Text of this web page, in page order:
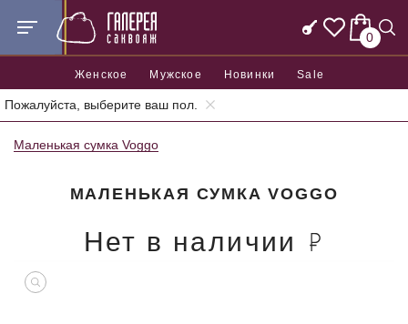
0
Женское Мужское Новинки Sale
Пожалуйста, выберите ваш пол.
Главная Женские сумки Женские маленькие сумки
Маленькая сумка Voggo
МАЛЕНЬКАЯ СУМКА VOGGO
Нет в наличии